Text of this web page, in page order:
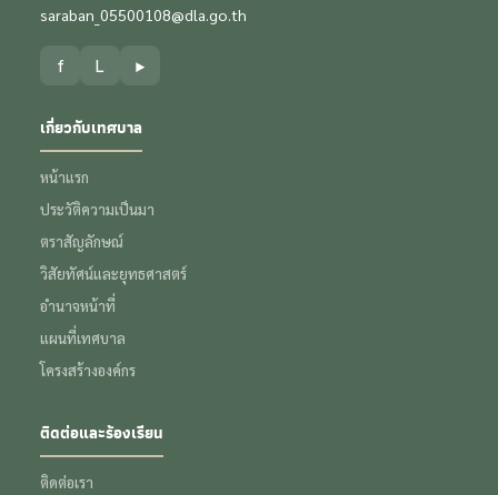
saraban_05500108@dla.go.th
f L ▶
เกี่ยวกับเทศบาล
หน้าแรก
ประวัติความเป็นมา
ตราสัญลักษณ์
วิสัยทัศน์และยุทธศาสตร์
อำนาจหน้าที่
แผนที่เทศบาล
โครงสร้างองค์กร
ติดต่อและร้องเรียน
ติดต่อเรา